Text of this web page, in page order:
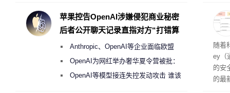
州
家
这一
（
户
随着
ey（
的安
的最
度
苹果控告OpenAI涉嫌侵犯商业秘密
后者公开聊天记录直指对方“打错算
Anthropic、OpenAI等企业面临欧盟
《人工智能法案》全新执法权限审查
OpenAI为网红举办奢华夏令营被批：
2000美元一晚 遭讽“反乌托邦”
OpenAI等模型接连失控发动攻击 谁该